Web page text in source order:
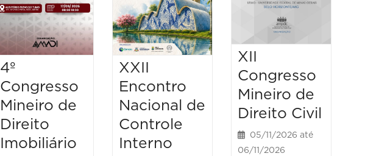
4º
Congresso
Mineiro de
Direito
Imobiliário
XXII
Encontro
Nacional de
Controle
Interno
XII
Congresso
Mineiro de
Direito Civil
05/11/2026 até
06/11/2026